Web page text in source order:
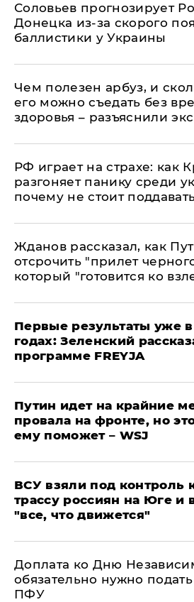
Соловьев прогнозирует
Донецка из-за скорого
баллистики у Украины
Чем полезен арбуз, и
его можно съедать без
здоровья – разъяснили
РФ играет на страхе: как
разгоняет панику среди
почему не стоит
Жданов рассказал, как
отсрочить "прилет
который "готовится ко
Первые результаты уже в
годах: Зеленский
программе FREYJA
Путин идет на крайние
провала на фронте, но
ему поможет – WSJ
ВСУ взяли под контроль
трассу россиян на Юге и
"все, что движется"
Доплата ко Дню
обязательно нужно
ПФУ